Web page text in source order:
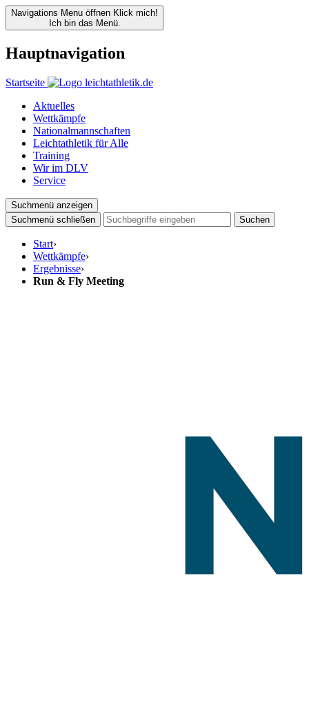
Navigations Menu öffnen Klick mich!
Ich bin das Menü.
Hauptnavigation
Startseite
Aktuelles
Wettkämpfe
Nationalmannschaften
Leichtathletik für Alle
Training
Wir im DLV
Service
Suchmenü anzeigen
Suchmenü schließen
Suchen
Start›
Wettkämpfe›
Ergebnisse›
Run & Fly Meeting